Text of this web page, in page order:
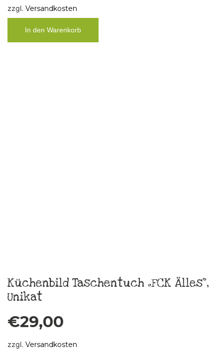
zzgl. Versandkosten
In den Warenkorb
In den Warenkorb
Skatje Frida Sommerkleid Gr.38